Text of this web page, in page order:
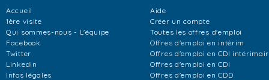
Accueil
1ère visite
Qui sommes-nous - L'équipe
Facebook
Twitter
Linkedin
Infos légales
Aide
Créer un compte
Toutes les offres d'emploi
Offres d'emploi en intérim
Offres d'emploi en CDI
Offres d'emploi en CDI
Offres d'emploi en CDD